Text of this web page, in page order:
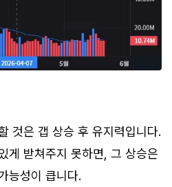
것은 갭 상승 후 유지력입니다.
게 받쳐주지 못하면, 그 상승은
능성이 큽니다.